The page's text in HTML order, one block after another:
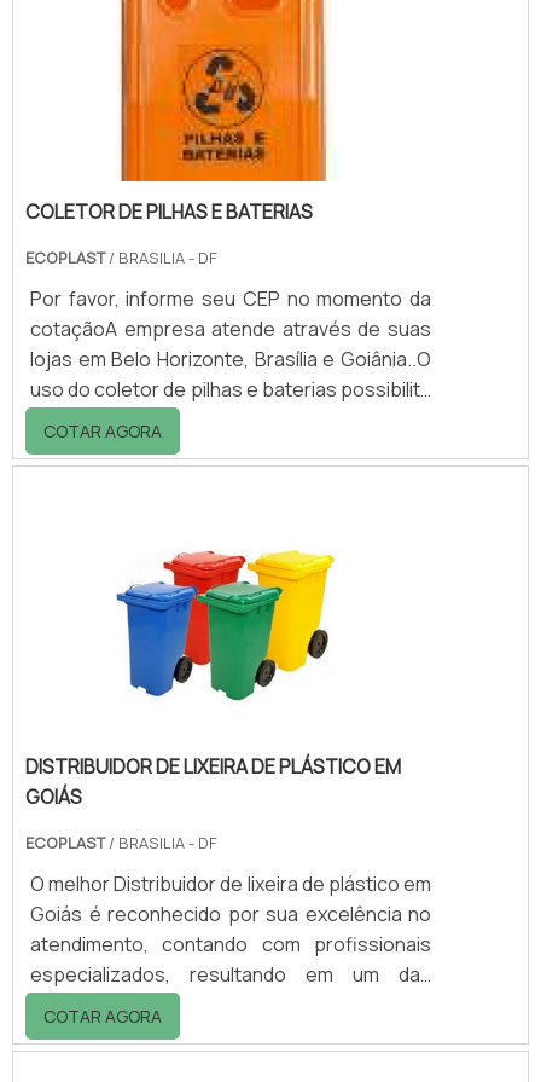
execução do serviço seja eficiente, segura e
em conformidade com a legislação ambiental
em vigor. A princípio, é importante que o
thinner seja.
COLETOR DE PILHAS E BATERIAS
ECOPLAST/ BRASILIA - DF
Por favor, informe seu CEP no momento da
cotaçãoA empresa atende através de suas
lojas em Belo Horizonte, Brasília e Goiânia..O
uso do coletor de pilhas e baterias possibilita
que esses resíduos sejam descartados
separadamente dos outros tipos.O coletor é
contaminam o meio ambiente.É importante
então que não sejam lançadas diretamente
sob os aterros sanitários co.
COTAR AGORA
DISTRIBUIDOR DE LIXEIRA DE PLÁSTICO EM
GOIÁS
ECOPLAST/ BRASILIA - DF
O melhor Distribuidor de lixeira de plástico em
Goiás é reconhecido por sua excelência no
atendimento, contando com profissionais
especializados, resultando em um das
empresas mais situadas de todo o mercado.
A lixeira plástica pode ser aberta usando o
COTAR AGORA